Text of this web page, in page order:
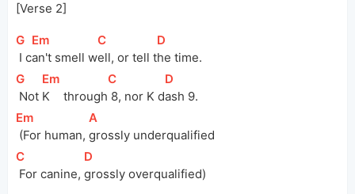
[Verse 2]
[
G
I c
[Em
an't smell w
[
C
ell, or tell t
[D
he time.
[
G
Not
[Em
K
through
[
C
8, nor K d
[D
ash 9.
[Em
(For human,
[
A
grossly underqualified
[
C
For canine,
[D
grossly overqualified)